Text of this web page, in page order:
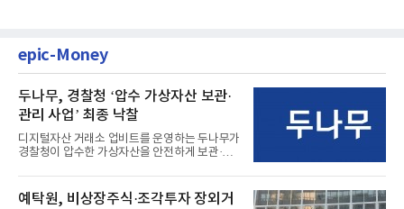
epic-Money
두나무, 경찰청 ‘압수 가상자산 보관·
관리 사업’ 최종 낙찰
디지털자산 거래소 업비트를 운영하는 두나무가
경찰청이 압수한 가상자산을 안전하게 보관·관
예탁원, 비상장주식·조각투자 장외거